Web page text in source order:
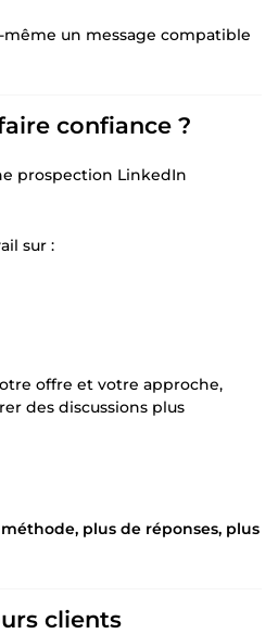
un message compatible
confiance ?
prospection LinkedIn
sur :
offre et votre approche,
des discussions plus
plus de réponses, plus
clients